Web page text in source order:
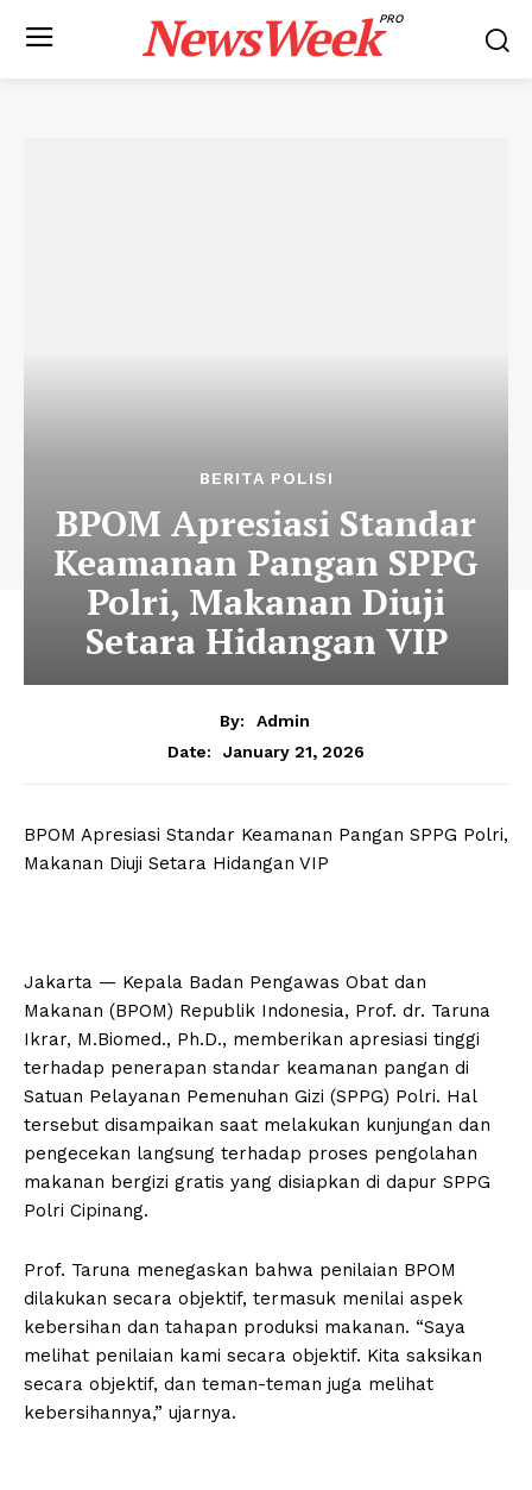
NewsWeekPRO
BERITA POLISI
BPOM Apresiasi Standar
Keamanan Pangan SPPG
Polri, Makanan Diuji
Setara Hidangan VIP
By:
Admin
Date:
January 21, 2026
BPOM Apresiasi Standar Keamanan Pangan SPPG Polri,
Makanan Diuji Setara Hidangan VIP
Jakarta — Kepala Badan Pengawas Obat dan
Makanan (BPOM) Republik Indonesia, Prof. dr. Taruna
Ikrar, M.Biomed., Ph.D., memberikan apresiasi tinggi
terhadap penerapan standar keamanan pangan di
Satuan Pelayanan Pemenuhan Gizi (SPPG) Polri. Hal
tersebut disampaikan saat melakukan kunjungan dan
pengecekan langsung terhadap proses pengolahan
makanan bergizi gratis yang disiapkan di dapur SPPG
Polri Cipinang.
Prof. Taruna menegaskan bahwa penilaian BPOM
dilakukan secara objektif, termasuk menilai aspek
kebersihan dan tahapan produksi makanan. “Saya
melihat penilaian kami secara objektif. Kita saksikan
secara objektif, dan teman-teman juga melihat
kebersihannya,” ujarnya.